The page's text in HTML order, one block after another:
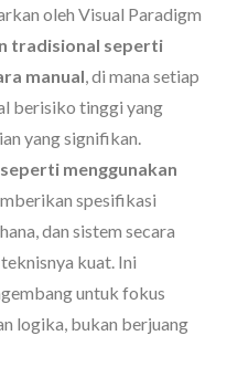
oleh Visual Paradigm
tradisional seperti
manual , di mana setiap
berisiko tinggi yang
yang signifikan.
menggunakan
spesifikasi
dan sistem secara
kuat. Ini
untuk fokus
logika, bukan berjuang